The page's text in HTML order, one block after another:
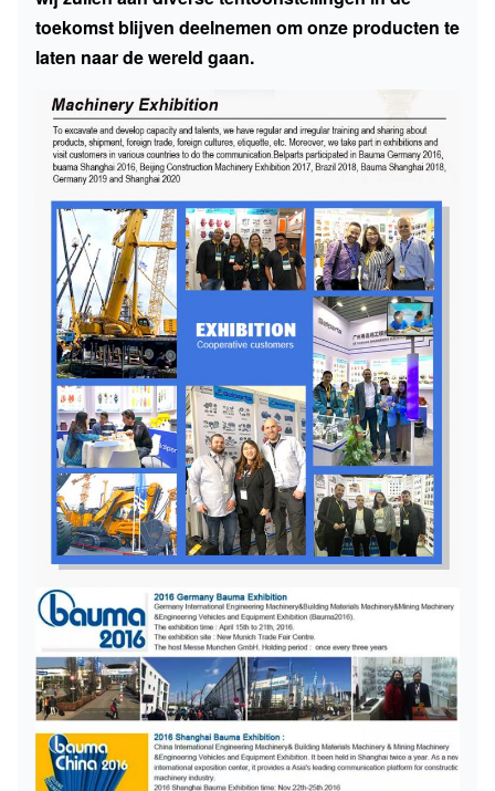
toekomst blijven deelnemen om onze producten te
laten naar de wereld gaan.